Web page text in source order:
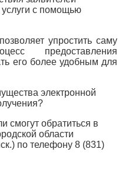
с помощью
упростить саму
предоставления
его более удобным для
электронной
смогут обратиться в
области
по телефону 8 (831)